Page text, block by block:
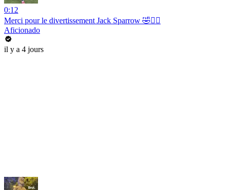
0:12
Merci pour le divertissement Jack Sparrow 🤣🏴‍☠️
Aficionado
il y a 4 jours